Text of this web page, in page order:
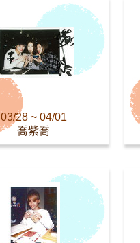
03/28 ~ 04/01
喬紫喬